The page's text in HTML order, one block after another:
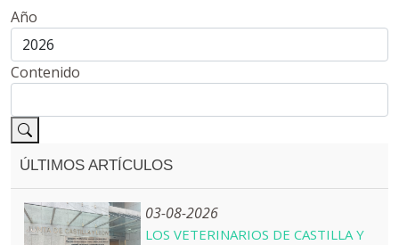
Año
Contenido
ÚLTIMOS ARTÍCULOS
03-08-2026
LOS VETERINARIOS DE CASTILLA Y